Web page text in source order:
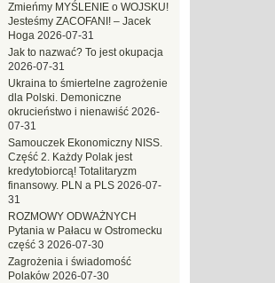
Zmieńmy MYŚLENIE o WOJSKU!
Jesteśmy ZACOFANI! – Jacek
Hoga 2026-07-31
Jak to nazwać? To jest okupacja
2026-07-31
Ukraina to śmiertelne zagrożenie
dla Polski. Demoniczne
okrucieństwo i nienawiść 2026-
07-31
Samouczek Ekonomiczny NISS.
Część 2. Każdy Polak jest
kredytobiorcą! Totalitaryzm
finansowy. PLN a PLS 2026-07-
31
ROZMOWY ODWAŻNYCH
Pytania w Pałacu w Ostromecku
część 3 2026-07-30
Zagrożenia i świadomość
Polaków 2026-07-30